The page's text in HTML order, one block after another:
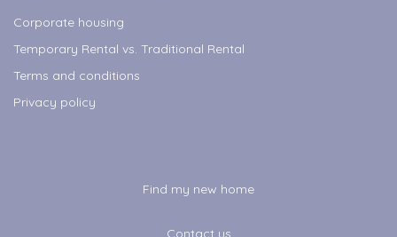
Corporate housing
Temporary Rental vs. Traditional Rental
Terms and conditions
Privacy policy
Find my new home
Contact us